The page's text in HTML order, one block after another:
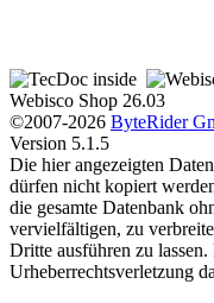
Webisco Shop 26.03
©2007-2026 ByteRider
Version 5.1.5
Die hier angezeigten
dürfen nicht kopiert
die gesamte Datenbank
vervielfältigen, zu
Dritte ausführen zu
Urheberrechtsverletzung